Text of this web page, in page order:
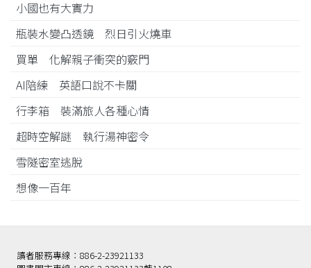
小國也有大實力
瓶裝水變凸透鏡 烈日引火燒車
買單 化解親子衝突的竅門
AI陪練 英語口說不卡關
行李箱 裝滿旅人各種心情
超時空解謎 執行湯神密令
雪隧密室逃脫
想像一百年
讀者服務專線：886-2-23921133